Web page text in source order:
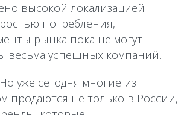
высокой локализацией
потребления,
рынка пока не могут
весьма успешных компаний.
уже сегодня многие из
продаются не только в России,